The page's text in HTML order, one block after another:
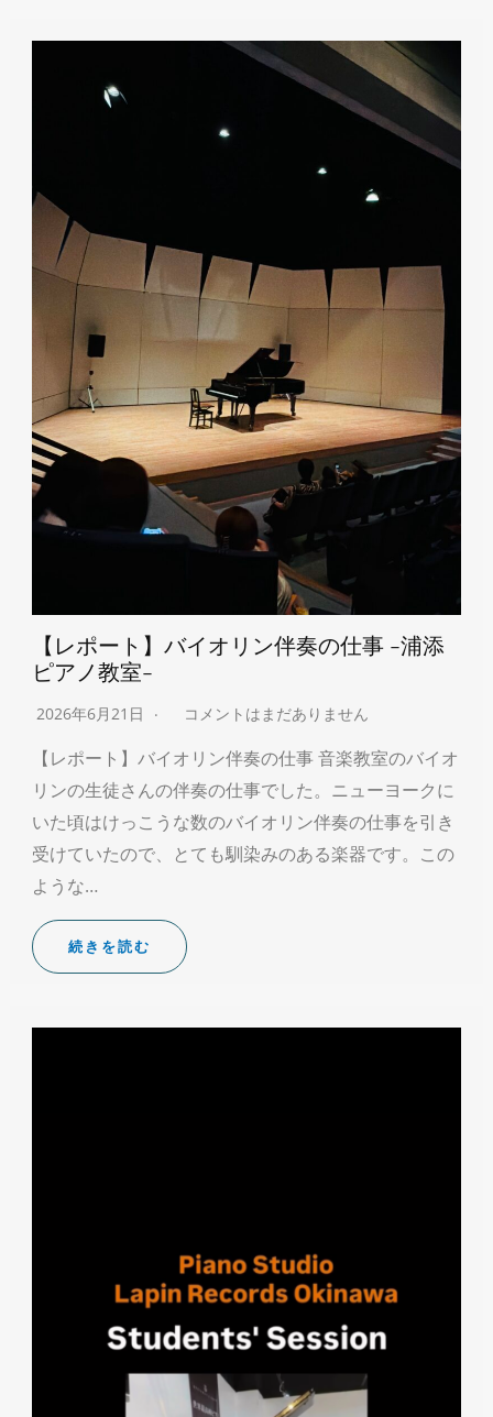
【レポート】バイオリン伴奏の仕事 -浦添
ピアノ教室-
2026年6月21日 コメントはまだありません
【レポート】バイオリン伴奏の仕事 音楽教室のバイオ
リンの生徒さんの伴奏の仕事でした。ニューヨークに
いた頃はけっこうな数のバイオリン伴奏の仕事を引き
受けていたので、とても馴染みのある楽器です。この
ような…
続きを読む